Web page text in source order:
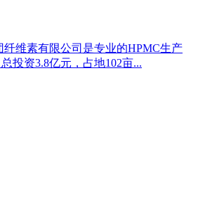
纤维素有限公司是专业的HPMC生产
投资3.8亿元，占地102亩...